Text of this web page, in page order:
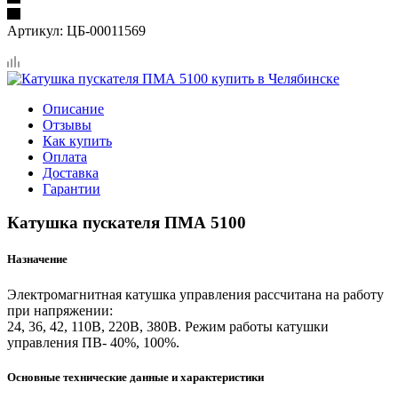
Артикул: ЦБ-00011569
Описание
Отзывы
Как купить
Оплата
Доставка
Гарантии
Катушка пускателя ПМА 5100
Назначение
Электромагнитная катушка управления рассчитана на работу
при напряжении:
24, 36, 42, 110В, 220В, 380В. Режим работы катушки
управления ПВ- 40%, 100%.
Основные технические данные и характеристики